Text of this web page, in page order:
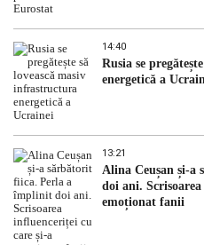
14:40
Rusia se
energetică a
13:21
Alina Ceușan și-
doi ani.
emoționat fanii